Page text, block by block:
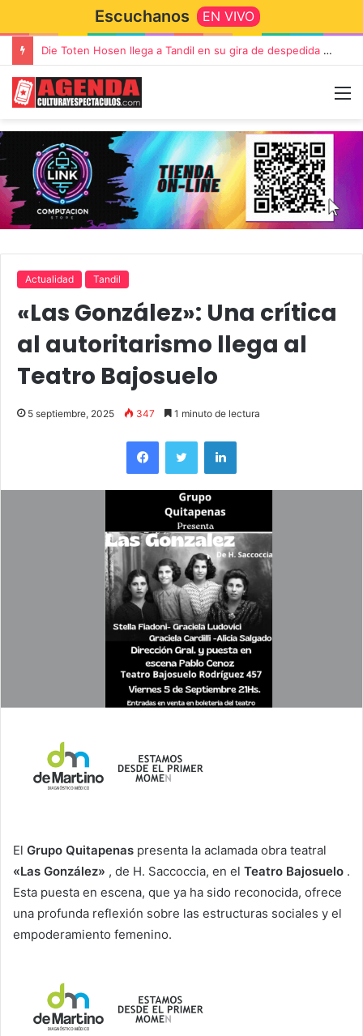
Escuchanos EN VIVO
Die Toten Hosen llega a Tandil en su gira de despedida «Fútbol, Asado, Vino y Adiós Amigos»
Actualidad Tandil
«Las González»: Una crítica
al autoritarismo llega al
Teatro Bajosuelo
5 septiembre, 2025 347 1 minuto de lectura
El Grupo Quitapenas presenta la aclamada obra teatral
«Las González» , de H. Saccoccia, en el Teatro Bajosuelo .
Esta puesta en escena, que ya ha sido reconocida, ofrece
una profunda reflexión sobre las estructuras sociales y el
empoderamiento femenino.